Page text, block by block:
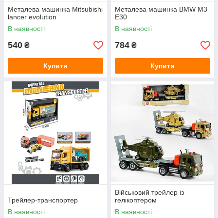
Металева машинка Mitsubishi
lancer evolution
В наявності
540 ₴
Купити
Металева машинка BMW M3
E30
В наявності
784 ₴
Купити
Трейлер-транспортер
В наявності
Військовий трейлер із
гелікоптером
В наявності